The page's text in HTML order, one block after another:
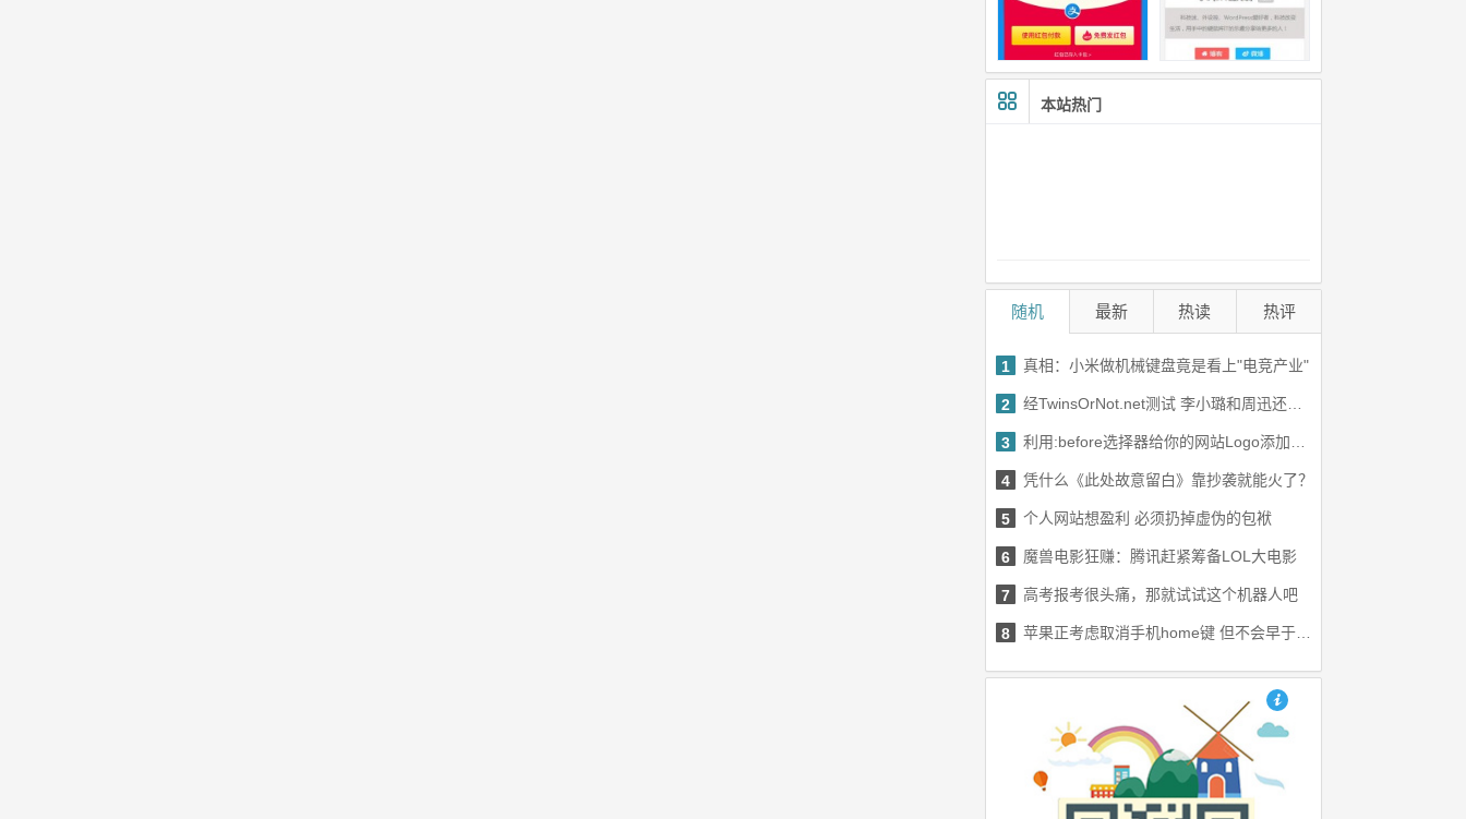
本站热门
随机 最新 热读 热评
1 真相：小米做机械键盘竟是看上"电竞产业"
2 经TwinsOrNot.net测试 李小璐和周迅还真是"双胞胎"
3 利用:before选择器给你的网站Logo添加扫光特效
4 凭什么《此处故意留白》靠抄袭就能火了？
5 个人网站想盈利 必须扔掉虚伪的包袱
6 魔兽电影狂赚：腾讯赶紧筹备LOL大电影
7 高考报考很头痛，那就试试这个机器人吧
8 苹果正考虑取消手机home键 但不会早于2017年
也想出现在这里？联系我们吧